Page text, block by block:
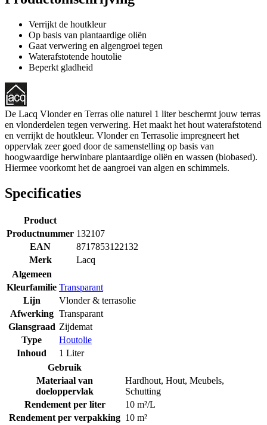
Verrijkt de houtkleur
Op basis van plantaardige oliën
Gaat verwering en algengroei tegen
Waterafstotende houtolie
Beperkt gladheid
De Lacq Vlonder en Terras olie naturel 1 liter beschermt jouw terras
en vlonderdelen tegen verwering. Het maakt het hout waterafstotend
en verrijkt de houtkleur. Vlonder en Terrasolie impregneert het
oppervlak zeer goed door de samenstelling op basis van
hoogwaardige herwinbare plantaardige oliën en wassen (biobased).
Hiermee voorkomt het de aangroei van algen en schimmels.
Specificaties
Product
Productnummer 132107
EAN
8717853122132
Merk
Lacq
Algemeen
Kleurfamilie Transparant
Lijn
Vlonder & terrasolie
Afwerking Transparant
Glansgraad Zijdemat
Type
Houtolie
Inhoud
1 Liter
Gebruik
Materiaal van
doeloppervlak
Hardhout, Hout, Meubels,
Schutting
Rendement per liter
10 m²/L
Rendement per verpakking 10 m²